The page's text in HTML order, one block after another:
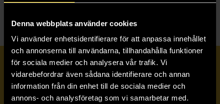
Denna webbplats använder cookies
Vi använder enhetsidentifierare för att anpassa innehållet
och annonserna till användarna, tillhandahålla funktioner
för sociala medier och analysera vår trafik. Vi
vidarebefordrar även sådana identifierare och annan
information från din enhet till de sociala medier och
annons- och analysföretag som vi samarbetar med.
Prenumerera på vårt nyhetsbrev
Veckobrevet